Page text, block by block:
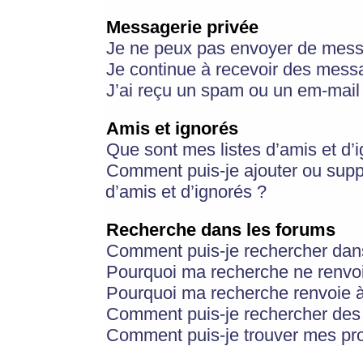
Messagerie privée
Je ne peux pas envoyer de
Je continue à recevoir des
J’ai reçu un spam ou un em-
Amis et ignorés
Que sont mes listes d’amis et
Comment puis-je ajouter ou
d’amis et d’ignorés ?
Recherche dans les forums
Comment puis-je rechercher
Pourquoi ma recherche ne
Pourquoi ma recherche renvoie
Comment puis-je rechercher
Comment puis-je trouver mes